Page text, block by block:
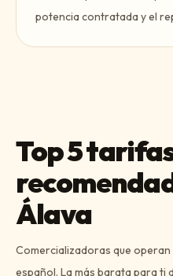
potencia contratada y el
Top 5
Álava
Comercializadoras que
español. La más barata para ti